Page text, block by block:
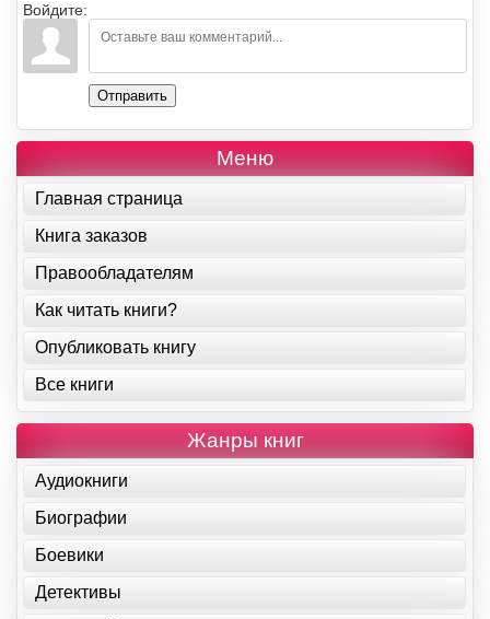
Войдите:
Отправить
Меню
Главная страница
Книга заказов
Правообладателям
Как читать книги?
Опубликовать книгу
Все книги
Жанры книг
Аудиокниги
Биографии
Боевики
Детективы